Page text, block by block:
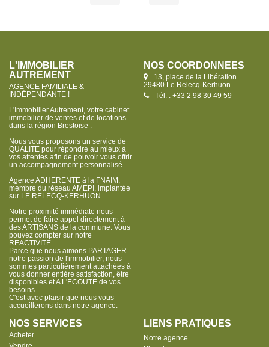
L'IMMOBILIER
AUTREMENT
AGENCE FAMILIALE &
INDÉPENDANTE !
L'Immobilier Autrement, votre cabinet
immobilier de ventes et de locations
dans la région Brestoise .
Nous vous proposons un service de
QUALITE pour répondre au mieux à
vos attentes afin de pouvoir vous offrir
un accompagnement personnalisé.
Agence ADHERENTE à la FNAIM,
membre du réseau AMEPI, implantée
sur LE RELECQ-KERHUON.
Notre proximité immédiate nous
permet de faire appel directement à
des ARTISANS de la commune. Vous
pouvez compter sur notre
REACTIVITE.
Parce que nous aimons PARTAGER
notre passion de l'immobilier, nous
sommes particulièrement attachées à
vous donner entière satisfaction, être
disponibles et A L'ECOUTE de vos
besoins.
C'est avec plaisir que nous vous
accueillerons dans notre agence.
NOS COORDONNÉES
13, place de la Libération
29480 Le Relecq-Kerhuon
Tél. : +33 2 98 30 49 59
NOS SERVICES
Acheter
LIENS PRATIQUES
Notre agence